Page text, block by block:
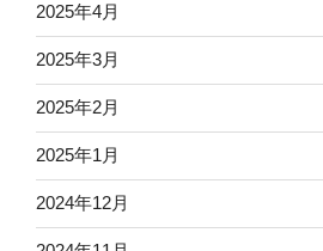
2025年4月
2025年3月
2025年2月
2025年1月
2024年12月